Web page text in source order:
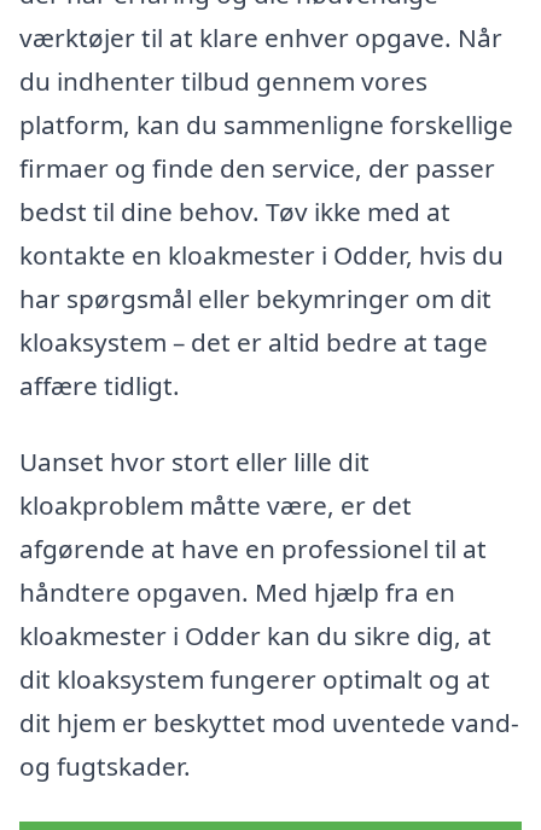
værktøjer til at klare enhver opgave. Når
du indhenter tilbud gennem vores
platform, kan du sammenligne forskellige
firmaer og finde den service, der passer
bedst til dine behov. Tøv ikke med at
kontakte en kloakmester i Odder, hvis du
har spørgsmål eller bekymringer om dit
kloaksystem – det er altid bedre at tage
affære tidligt.
Uanset hvor stort eller lille dit
kloakproblem måtte være, er det
afgørende at have en professionel til at
håndtere opgaven. Med hjælp fra en
kloakmester i Odder kan du sikre dig, at
dit kloaksystem fungerer optimalt og at
dit hjem er beskyttet mod uventede vand-
og fugtskader.